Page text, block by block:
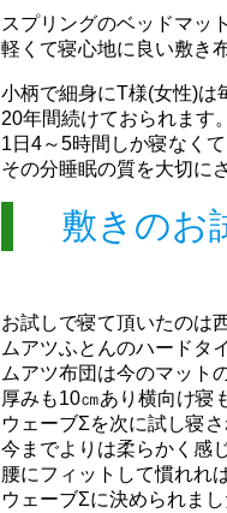
スプリングのベッドマッ
軽くて寝心地に良い敷き
小柄で細身にT様(女性)は
20年間続けておられます。
1日4～5時間しか寝なく
その分睡眠の質を大切に
敷きのお
お試しで寝て頂いたのは
ムアツふとんのハードタ
ムアツ布団は今のマット
厚みも10㎝あり横向け寝
ウェーブΣを次に試し寝さ
今までよりは柔らかく感
腰にフィットして慣れれ
ウェーブΣに決められまし